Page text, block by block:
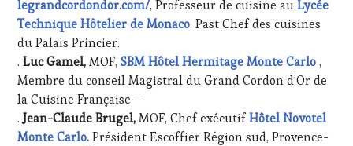
legrandcordondor.com/, Professeur de cuisine auLycée
Technique Hôtelier de Monaco, Past Chef des cuisines
du Palais Princier.
.Luc Gamel,MOF,SBM Hôtel Hermitage Monte Carlo,
Membre du conseil Magistral du Grand Cordon d’Or de
la Cuisine Française –
.Jean-Claude Brugel,MOF, Chef exécutifHôtel Novotel
Monte Carlo.Président Escoffier Région sud, Provence-